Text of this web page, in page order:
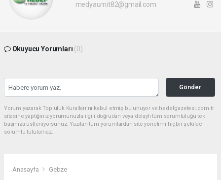
medyaumit82@gmail.com
Okuyucu Yorumları (0)
Gönder
Yorum yazarak Topluluk Kuralları’nı kabul etmiş bulunuyor ve hedefgazetesi.com.tr
sitesine yaptığınız yorumunuzla ilgili doğrudan veya dolaylı tüm sorumluluğu tek
başınıza üstleniyorsunuz. Yazılan tüm yorumlardan site yönetimi hiçbir şekilde
sorumlu tutulamaz.
Anasayfa Gebze